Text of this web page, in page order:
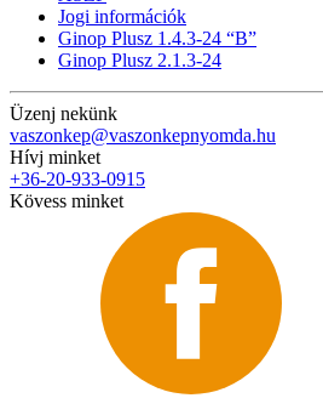
Jogi információk
Ginop Plusz 1.4.3-24 “B”
Ginop Plusz 2.1.3-24
Üzenj nekünk
vaszonkep@vaszonkepnyomda.hu
Hívj minket
+36-20-933-0915
Kövess minket